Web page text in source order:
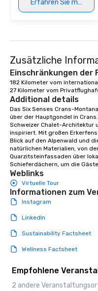
Erfahren Sie mehr
Zusätzliche
Einschränkungen der
182 Kilometer vom
27 Kilometer vom
Additional details
Das Six Senses Crans-
über der Hauptgondel in
Schweizer Chalet-Architektur
inspiriert. Mit großen
Blick auf den Alpenwald und
natürlichen Materialien, von
Quarzitsteinfassaden über
Schieferdächern, um die
Weblinks
Virtuelle Tour
Informationen zum
Instagram
LinkedIn
Sustainability Factsheet
Wellness Factsheet
Empfohlene
2 andere